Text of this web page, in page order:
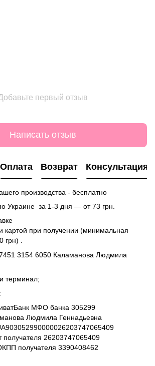
первый отзыв
Написать отзыв
Оплата Возврат Консультация
производства - бесплатно
Украине за 1-3 дня — от 73 грн.
картой при получении (минимальная
грн) .
3154 6050 Каламанова Людмила
терминал;
МФО банка 305299
Людмила Геннадьевна
получателя 26203747065409
получателя 3390408462